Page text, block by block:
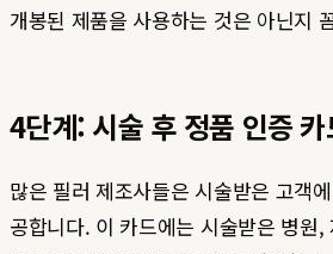
개봉된 제품을 사용하는 것은 아닌지
4단계: 시술 후 정품 인증
많은 필러 제조사들은 시술받은 고객
공합니다. 이 카드에는 시술받은 병원,